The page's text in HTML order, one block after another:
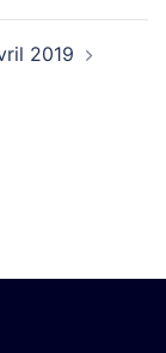
2019